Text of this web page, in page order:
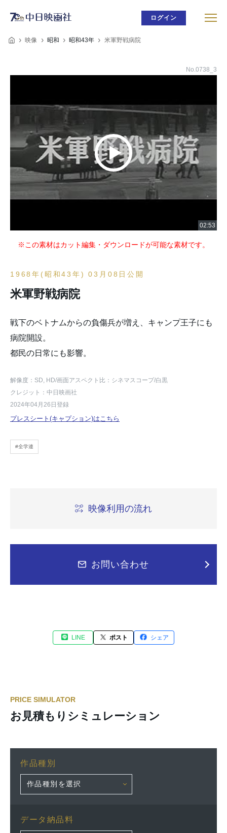
ログイン
映像 昭和 昭和43年 米軍野戦病院
No.0738_3
※この素材はカット編集・ダウンロードが可能な素材です。
1968年(昭和43年) 03月08日公開
米軍野戦病院
戦下のベトナムからの負傷兵が増え、キャンプ王子にも
病院開設。
都民の日常にも影響。
解像度：SD, HD/画面アスペクト比：シネマスコープ/白黒
クレジット：中日映画社
2024年04月26日登録
プレスシート(キャプション)はこちら
#全学連
映像利用の流れ
お問い合わせ
LINE ポスト シェア
PRICE SIMULATOR
お見積もりシミュレーション
作品種別
データ納品料